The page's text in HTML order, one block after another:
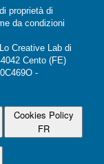
proprietà di
da condizioni
Creative Lab di
Cento (FE)
-
Cookies Policy
FR